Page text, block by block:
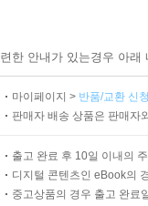
한 안내가 있는경우 아
마이페이지 > 반품/교환 신
판매자 배송 상품은 판매자
출고 완료 후 10일 이내의
디지털 콘텐츠인 eBook의
중고상품의 경우 출고 완료